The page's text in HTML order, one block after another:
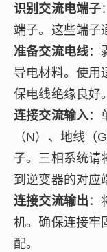
识别交流电端子
端子。这些端子
准备交流电线：
导电材料。使用
保电线绝缘良好。
连接交流输入：
（N）、地线（
子。三相系统请
到逆变器的对应
连接交流输出 ：
机。确保连接牢
配。